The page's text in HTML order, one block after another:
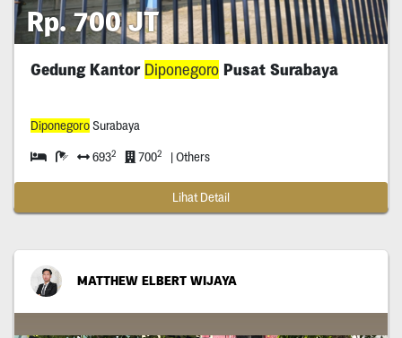
Rp. 700 JT
Gedung Kantor DiponegoroPusat Surabaya
DiponegoroSurabaya
6932 7002 | Others
Lihat Detail
MATTHEW ELBERT WIJAYA